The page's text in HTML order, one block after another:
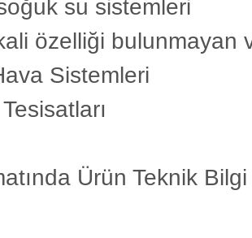
su sistemleri
özelliği bulunmayan
Sistemleri
Tesisatları
Ürün Teknik